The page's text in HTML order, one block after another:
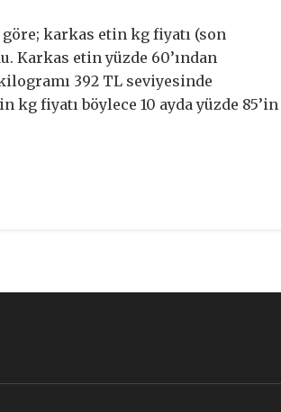
karkas etin kg fiyatı (son
Karkas etin yüzde 60’ından
392 TL seviyesinde
kg fiyatı böylece 10 ayda yüzde 85’in